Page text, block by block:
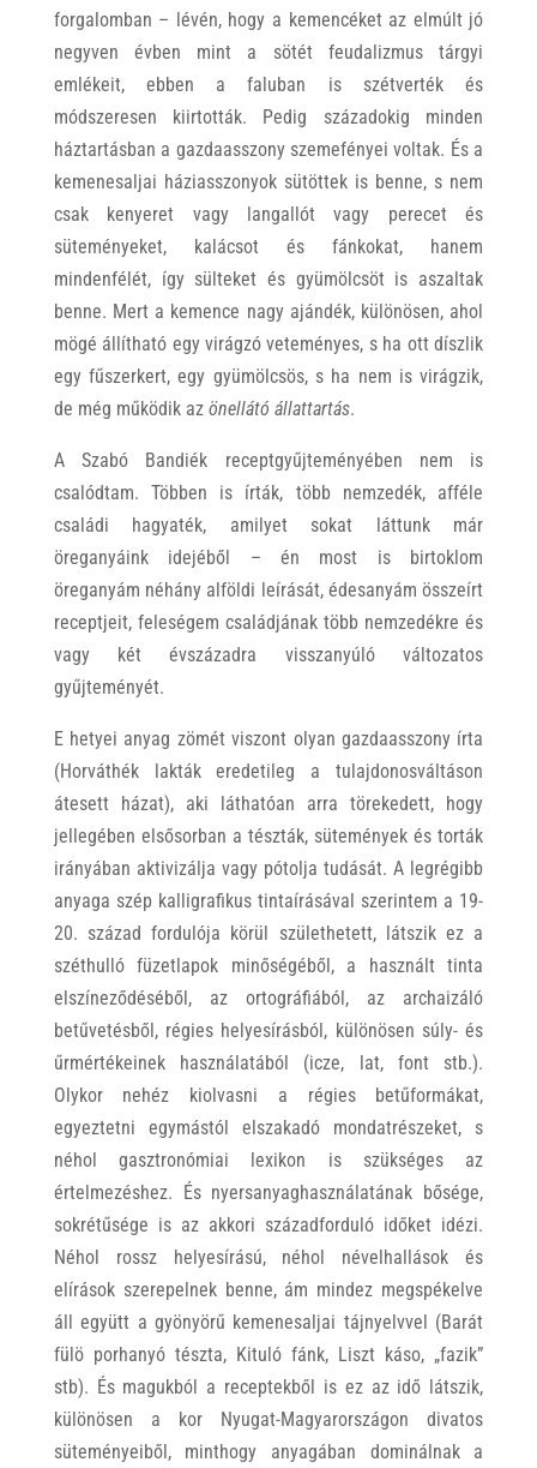
forgalomban – lévén, hogy a kemencéket az elmúlt jó
negyven évben mint a sötét feudalizmus tárgyi
emlékeit, ebben a faluban is szétverték és
módszeresen kiirtották. Pedig századokig minden
háztartásban a gazdaasszony szemefényei voltak. És a
kemenesaljai háziasszonyok sütöttek is benne, s nem
csak kenyeret vagy langallót vagy perecet és
süteményeket, kalácsot és fánkokat, hanem
mindenfélét, így sülteket és gyümölcsöt is aszaltak
benne. Mert a kemence nagy ajándék, különösen, ahol
mögé állítható egy virágzó veteményes, s ha ott díszlik
egy fűszerkert, egy gyümölcsös, s ha nem is virágzik,
de még működik az önellátó állattartás.
A Szabó Bandiék receptgyűjteményében nem is
csalódtam. Többen is írták, több nemzedék, afféle
családi hagyaték, amilyet sokat láttunk már
öreganyáink idejéből – én most is birtoklom
öreganyám néhány alföldi leírását, édesanyám összeírt
receptjeit, feleségem családjának több nemzedékre és
vagy két évszázadra visszanyúló változatos
gyűjteményét.
E hetyei anyag zömét viszont olyan gazdaasszony írta
(Horváthék lakták eredetileg a tulajdonosváltáson
átesett házat), aki láthatóan arra törekedett, hogy
jellegében elsősorban a tészták, sütemények és torták
irányában aktivizálja vagy pótolja tudását. A legrégibb
anyaga szép kalligrafikus tintaírásával szerintem a 19-
20. század fordulója körül születhetett, látszik ez a
széthulló füzetlapok minőségéből, a használt tinta
elszíneződéséből, az ortográfiából, az archaizáló
betűvetésből, régies helyesírásból, különösen súly- és
űrmértékeinek használatából (icze, lat, font stb.).
Olykor nehéz kiolvasni a régies betűformákat,
egyeztetni egymástól elszakadó mondatrészeket, s
néhol gasztronómiai lexikon is szükséges az
értelmezéshez. És nyersanyaghasználatának bősége,
sokrétűsége is az akkori századforduló időket idézi.
Néhol rossz helyesírású, néhol névelhallások és
elírások szerepelnek benne, ám mindez megspékelve
áll együtt a gyönyörű kemenesaljai tájnyelvvel (Barát
fülö porhanyó tészta, Kituló fánk, Liszt káso, „fazik”
stb). És magukból a receptekből is ez az idő látszik,
különösen a kor Nyugat-Magyarországon divatos
süteményeiből, minthogy anyagában dominálnak a